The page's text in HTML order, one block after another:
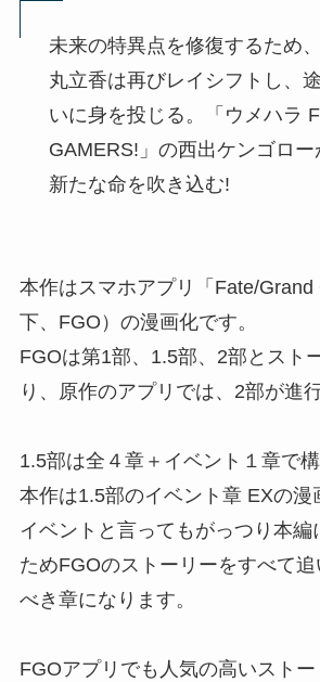
未来の特異点を修復するため
丸立香は再びレイシフトし、
いに身を投じる。「ウメハラ
GAMERS!」の西出ケンゴロ
新たな命を吹き込む!
本作はスマホアプリ「Fate/Grand
下、FGO）の漫画化です。
FGOは第1部、1.5部、2部とスト
り、原作のアプリでは、2部が進
1.5部は全４章＋イベント１章で構
本作は1.5部のイベント章 EXの漫
イベントと言ってもがっつり本編
ためFGOのストーリーをすべて
べき章になります。
FGOアプリでも人気の高いスト